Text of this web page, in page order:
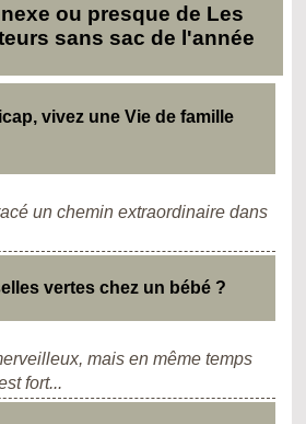
ou presque de Les
sans sac de l'année
vivez une Vie de famille
un chemin extraordinaire dans
vertes chez un bébé ?
mais en même temps
fort...